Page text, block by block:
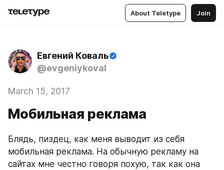
About Teletype Join
Евгений Коваль
@evgeniykoval
March 15, 2017
Мобильная реклама
Блядь, пиздец, как меня выводит из себя
мобильная реклама. На обычную рекламу на
сайтах мне честно говоря похую, так как она